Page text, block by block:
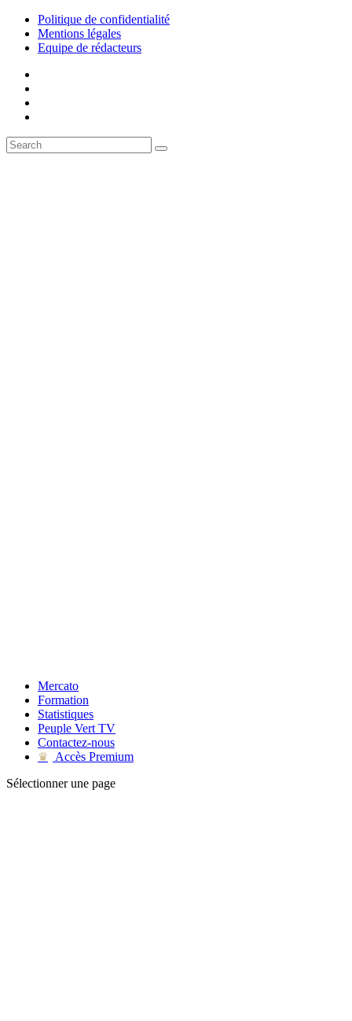
Politique de confidentialité
Mentions légales
Equipe de rédacteurs
Mercato
Formation
Statistiques
Peuple Vert TV
Contactez-nous
♛
Accès Premium
Sélectionner une page